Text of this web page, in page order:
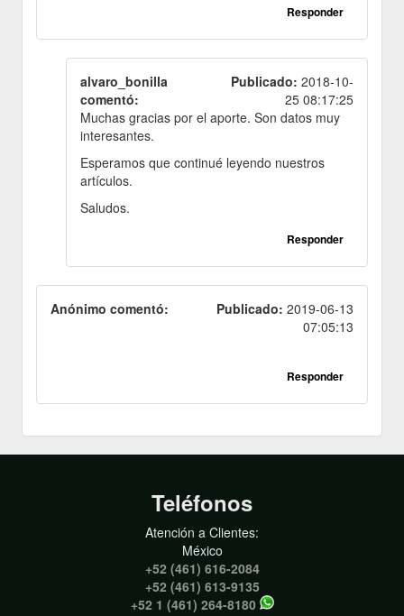
Responder
alvaro_bonilla
comentó:
Publicado: 2018-10-
25 08:17:25
Muchas gracias por el aporte. Son datos muy
interesantes.
Esperamos que continué leyendo nuestros
artículos.
Saludos.
Responder
Anónimo comentó: Publicado: 2019-06-13
07:05:13
Responder
Teléfonos
Atención a Clientes:
México
+52 (461) 616-2084
+52 (461) 613-9135
+52 1 (461) 264-8180